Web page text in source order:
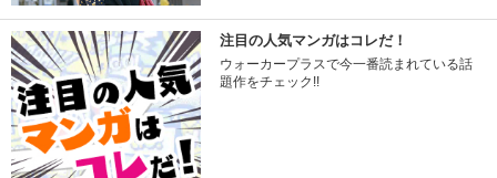
注目の人気マンガはコレだ！
ウォーカープラスで今一番読まれている話
題作をチェック!!